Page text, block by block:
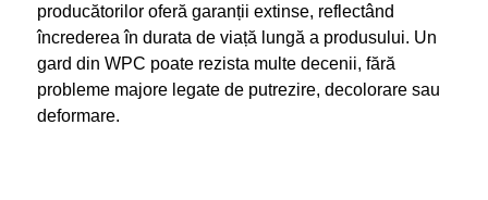
producătorilor oferă garanții extinse, reflectând
încrederea în durata de viață lungă a produsului. Un
gard din WPC poate rezista multe decenii, fără
probleme majore legate de putrezire, decolorare sau
deformare.